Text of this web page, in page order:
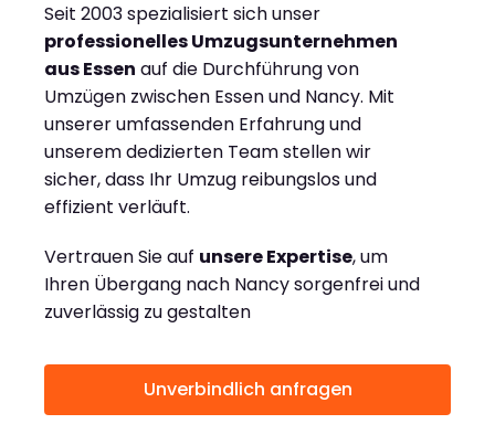
Seit 2003 spezialisiert sich unser
professionelles Umzugsunternehmen
aus Essen auf die Durchführung von
Umzügen zwischen Essen und Nancy. Mit
unserer umfassenden Erfahrung und
unserem dedizierten Team stellen wir
sicher, dass Ihr Umzug reibungslos und
effizient verläuft.
Vertrauen Sie auf unsere Expertise, um
Ihren Übergang nach Nancy sorgenfrei und
zuverlässig zu gestalten
Unverbindlich anfragen